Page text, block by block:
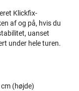
Klickfix-
af og på, hvis du
uanset
under hele turen.
(højde)